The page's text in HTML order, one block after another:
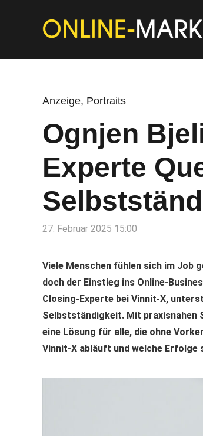
Anzeige, Portraits
Ognjen
Experte
27. Februar 2025 15:00
Viele Menschen fühlen sich im Job
doch der Einstieg ins Online-
Closing-Experte bei Vinnit-X,
Selbstständigkeit. Mit praxisnahen
eine Lösung für alle, die ohne
Vinnit-X abläuft und welche